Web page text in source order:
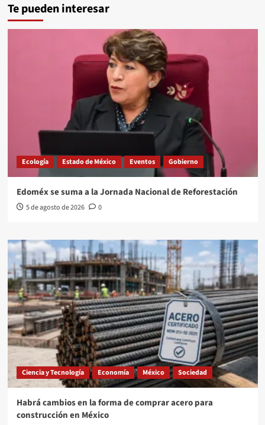
Te pueden interesar
Ecología Estado de México Eventos Gobierno
Edoméx se suma a la Jornada Nacional de Reforestación
5 de agosto de 2026 0
Ciencia y Tecnología Economía México Sociedad
Habrá cambios en la forma de comprar acero para
construcción en México